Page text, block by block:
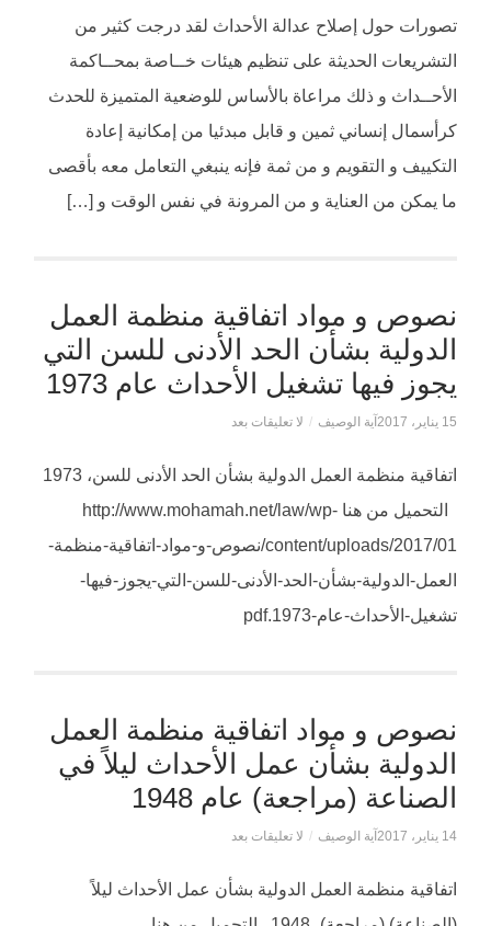
تصورات حول إصلاح عدالة الأحداث لقد درجت كثير من
التشريعات الحديثة على تنظيم هيئات خــاصة بمحــاكمة
الأحــداث و ذلك مراعاة بالأساس للوضعية المتميزة للحدث
كرأسمال إنساني ثمين و قابل مبدئيا من إمكانية إعادة
التكييف و التقويم و من ثمة فإنه ينبغي التعامل معه بأقصى
ما يمكن من العناية و من المرونة في نفس الوقت و […]
نصوص و مواد اتفاقية منظمة العمل
الدولية بشأن الحد الأدنى للسن التي
يجوز فيها تشغيل الأحداث عام 1973
15 يناير، 2017 آية الوصيف / لا تعليقات بعد
اتفاقية منظمة العمل الدولية بشأن الحد الأدنى للسن، 1973
التحميل من هنا http://www.mohamah.net/law/wp-
content/uploads/2017/01/نصوص-و-مواد-اتفاقية-منظمة-
العمل-الدولية-بشأن-الحد-الأدنى-للسن-التي-يجوز-فيها-
تشغيل-الأحداث-عام-1973.pdf
نصوص و مواد اتفاقية منظمة العمل
الدولية بشأن عمل الأحداث ليلاً في
الصناعة (مراجعة) عام 1948
14 يناير، 2017 آية الوصيف / لا تعليقات بعد
اتفاقية منظمة العمل الدولية بشأن عمل الأحداث ليلاً